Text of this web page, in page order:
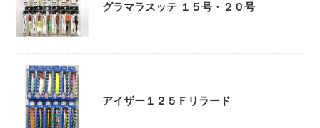
グラマラスッテ １５号・２０号
アイザー１２５Ｆリラード